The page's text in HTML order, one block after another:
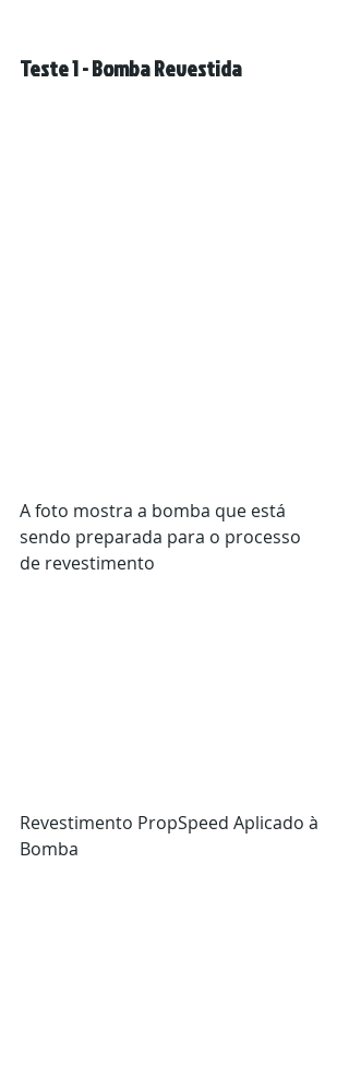
Teste 1 - Bomba Revestida
A foto mostra a bomba que está
sendo preparada para o processo
de revestimento
Revestimento PropSpeed ​​Aplicado à
Bomba